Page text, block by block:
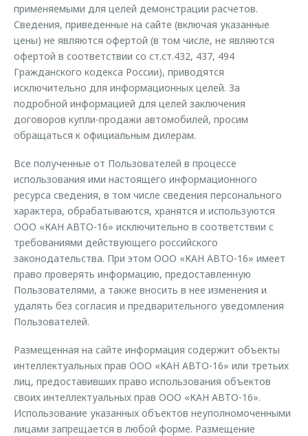
применяемыми для целей демонстрации расчетов.
Сведения, приведенные на сайте (включая указанные
цены) не являются офертой (в том числе, не являются
офертой в соответствии со ст.ст.432, 437, 494
Гражданского кодекса России), приводятся
исключительно для информационных целей. За
подробной информацией для целей заключения
договоров купли-продажи автомобилей, просим
обращаться к официальным дилерам.
Все полученные от Пользователей в процессе
использования ими настоящего информационного
ресурса сведения, в том числе сведения персонального
характера, обрабатываются, хранятся и используются
ООО «КАН АВТО-16» исключительно в соответствии с
требованиями действующего российского
законодательства. При этом ООО «КАН АВТО-16» имеет
право проверять информацию, предоставленную
Пользователями, а также вносить в нее изменения и
удалять без согласия и предварительного уведомления
Пользователей.
Размещенная на сайте информация содержит объекты
интеллектуальных прав ООО «КАН АВТО-16» или третьих
лиц, предоставивших право использования объектов
своих интеллектуальных прав ООО «КАН АВТО-16».
Использование указанных объектов неуполномоченными
лицами запрещается в любой форме. Размещение